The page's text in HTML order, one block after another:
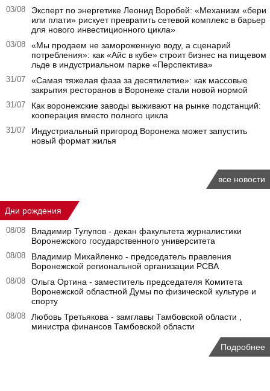
03/08
Эксперт по энергетике Леонид Воробей: «Механизм «бери
или плати» рискует превратить сетевой комплекс в барьер
для нового инвестиционного цикла»
03/08
«Мы продаем не замороженную воду, а сценарий
потребления»: как «Айс в кубе» строит бизнес на пищевом
льде в индустриальном парке «Перспектива»
31/07
«Самая тяжелая фаза за десятилетие»: как массовые
закрытия ресторанов в Воронеже стали новой нормой
31/07
Как воронежские заводы выживают на рынке подстанций:
кооперация вместо полного цикла
31/07
Индустриальный пригород Воронежа может запустить
новый формат жилья
все новости
Дни рождения
08/08
Владимир Тулупов - декан факультета журналистики
Воронежского государственного университета
08/08
Владимир Михайленко - председатель правления
Воронежской региональной организации РСВА
08/08
Ольга Ортина - заместитель председателя Комитета
Воронежской областной Думы по физической культуре и
спорту
08/08
Любовь Третьякова - замглавы Тамбовской области ,
министра финансов Тамбовской области
Подробнее